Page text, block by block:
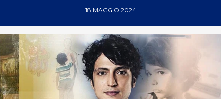
18 MAGGIO 2024